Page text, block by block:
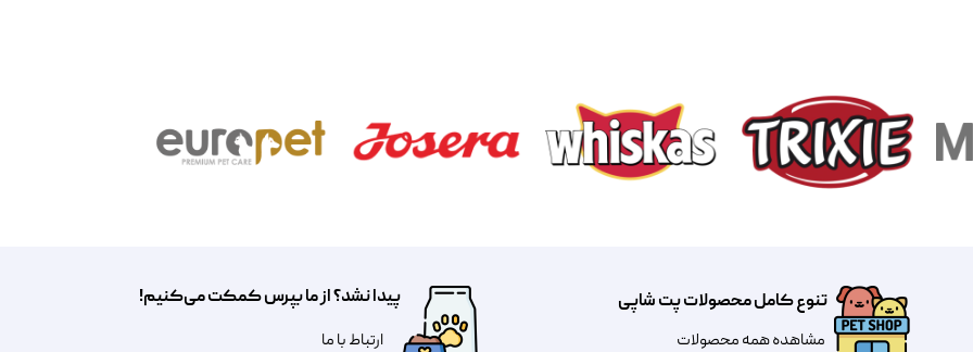
تنوع کامل محصولات پت شاپی
مشاهده همه محصولات
پیدا نشد؟ از ما بپرس کمکت می‌کنیم!
​​​ارتباط با ما